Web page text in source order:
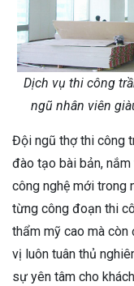
Dịch vụ thi công
ngũ nhân viên
Đội ngũ thợ thi công
đào tạo bài bản,
công nghệ mới trong
từng công đoạn thi
thẩm mỹ cao mà
vị luôn tuân thủ
sự yên tâm cho